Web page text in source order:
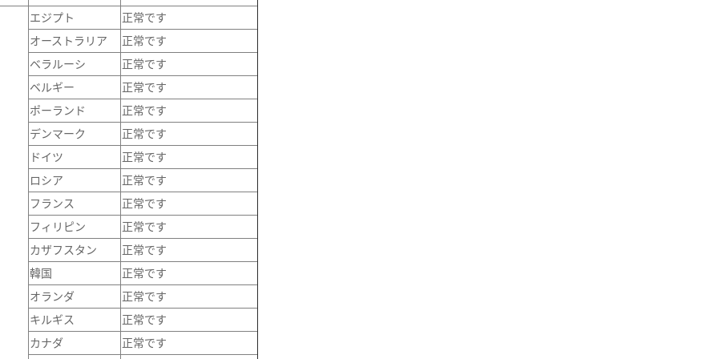
エジプト
正常です
オーストラリア
正常です
ベラルーシ
正常です
ベルギー
正常です
ポーランド
正常です
デンマーク
正常です
ドイツ
正常です
ロシア
正常です
フランス
正常です
フィリピン
正常です
カザフスタン
正常です
韓国
正常です
オランダ
正常です
キルギス
正常です
カナダ
正常です